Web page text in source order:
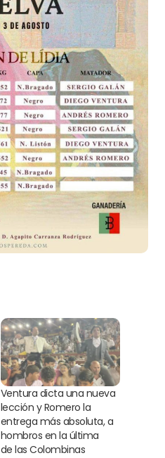
Ventura dicta una nueva
lección y Romero la
entrega más absoluta, a
hombros en la última
de las Colombinas